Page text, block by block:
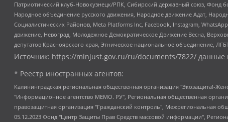
Патриотический клуб-Новокузнецк/РПК, Сибирский державный союз, Фонд
Народное объединение русского движения, Народное движение Адат,
Социалистических Районов, Meta Platforms Inc, Facebook, Instagram,
движение, Невоград, Молодежное Демократическое Движение Весна,
депутатов Красноярского края, Этническое национальное объединение,
Источник: https://minjust.gov.ru/ru/documents/7822/ данные
* Реестр иностранных агентов:
Калининградская региональная общественная организация "Экозащита!-Женсовет", Фонд содействия защите прав и свобод граждан "Общественный вердикт", Фонд "Институт Развития Свободы Информации", Частное учреждение "Информационное агентство МЕМО. РУ", Региональная общественная организация "Общественная комиссия по сохранению наследия академика Сахарова", Фонд поддержки свободы прессы, Санкт-Петербургская общественная правозащитная организация "Гражданский контроль", Межрегиональная общественная организация "Информационно-просветительский центр "Мемориал", Региональный Фонд "Центр Защиты Прав Средств Массовой Информации", с 05.12.2023 Фонд "Центр Защиты Прав Средств массовой информации", Региональная общественная благотворительная организация помощи беженцам и мигрантам "Гражданское содействие", Негосударственное образовательное учреждение дополнительного профессионального образования (повышение квалификации) специалистов "АКАДЕМИЯ ПО ПРАВАМ ЧЕЛОВЕКА", Свердловская региональная общественная организация "Сутяжник", Автономная некоммерческая организация "Центр независимых социологических исследований", Союз общественных объединений "Российский исследовательский центр по правам человека", Региональное общественное учреждение научно-информационный центр "МЕМОРИАЛ", Некоммерческая организация "Фонд защиты гласности", Автономная некоммерческая организация "Институт прав человека", Городская общественная организация "Екатеринбургское общество "МЕМОРИАЛ", Городская общественная организация "Рязанское историко-просветительское и правозащитное общество "Мемориал" (Рязанский Мемориал), Челябинский региональный орган общественной самодеятельности – женское общественное объединение "Женщины Евразии", Челябинский региональный орган общественной самодеятельности "Уральская правозащитная группа", Фонд содействия защите здоровья и социальной справедливости имени Андрея Рылькова, Автономная Некоммерческая Организация "Аналитический Центр Юрия Левады", Автономная некоммерческая организация социальной поддержки населения "Проект Апрель", Региональная общественная организация помощи женщинам и детям, находящимся в кризисной ситуации "Информационно-методический центр "Анна", Фонд содействия развитию массовых коммуникаций и правовому просвещению "Так-так-Так", Фонд содействия устойчивому развитию "Серебряная тайга", Свердловский региональный общественный фонд социальных проектов "Новое время", "Idel.Реалии", Кавказ.Реалии, Крым.Реалии, Телеканал Настоящее Время, Татаро-башкирская служба Радио Свобода (Azatliq Radiosi), Радио Свободная Европа/Радио Свобода (PCE/PC), "Сибирь.Реалии", "Фактограф", Благотворительный фонд помощи осужденным и их семьям, Автономная некоммерческая организация "Институт глобализации и социальных движений", Фонд "В защиту прав заключенных", Частное учреждение "Центр поддержки и содействия развитию средств массовой информации", Пензенский региональный общественный благотворительный фонд "Гражданский союз", "Север.Реалии", Некоммерческая организация Фонд "Правовая инициатива", Общество с ограниченной ответственностью "Радио Свободная Европа/Радио Свобода", Чешское информационное агентство "MEDIUM-ORIENT", Красноярская региональная общественная организация "Мы против СПИДа", Камалягин Денис Николаевич, Маркелов Сергей